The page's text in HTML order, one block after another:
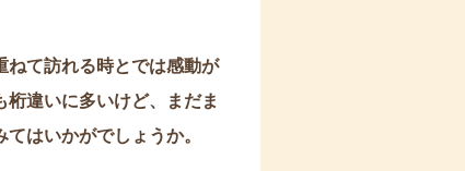
ねて訪れる時とでは感動が
違いに多いけど、まだま
はいかがでしょうか。